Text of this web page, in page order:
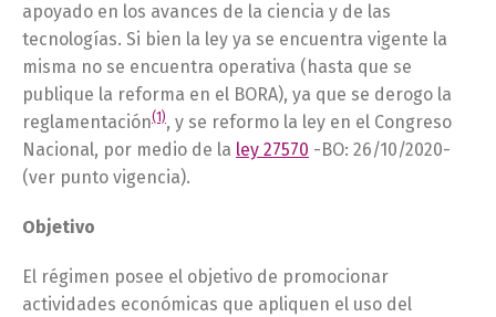
apoyado en los avances de la ciencia y de las
tecnologías. Si bien la ley ya se encuentra vigente la
misma no se encuentra operativa (hasta que se
publique la reforma en el BORA), ya que se derogo la
reglamentación(1), y se reformo la ley en el Congreso
Nacional, por medio de la ley 27570 -BO: 26/10/2020-
(ver punto vigencia).
Objetivo
El régimen posee el objetivo de promocionar
actividades económicas que apliquen el uso del